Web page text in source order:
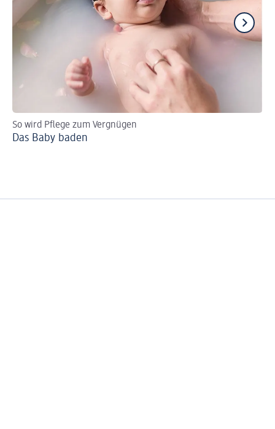
So wird Pflege zum Vergnügen
Das Baby baden